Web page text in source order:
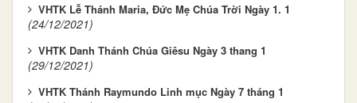
VHTK Lễ Thánh Maria, Đức Mẹ Chúa Trời Ngày 1. 1
(24/12/2021)
VHTK Danh Thánh Chúa Giêsu Ngày 3 thang 1
(29/12/2021)
VHTK Thánh Raymundo Linh mục Ngày 7 tháng 1